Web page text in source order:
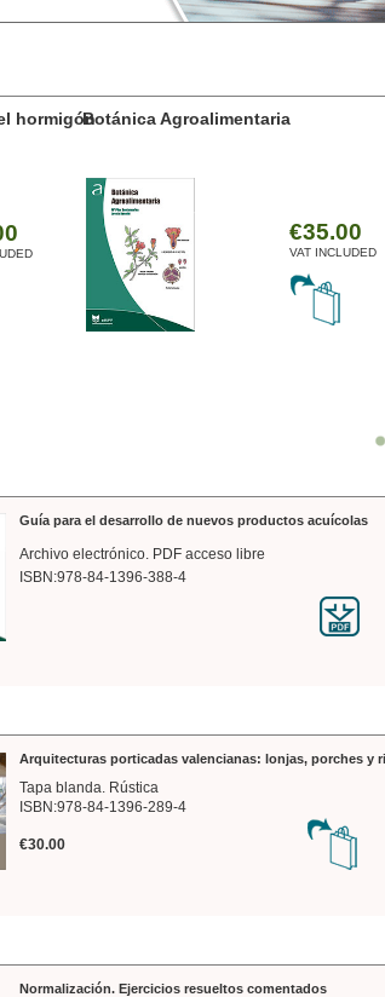
Valencia a trazos: expresión poligráfica
Guía para el desarrollo de nuevos productos acuícolas
Archivo electrónico. PDF acceso libre
ISBN:978-84-1396-388-4
Arquitecturas porticadas valencianas: lonjas, porches y
Tapa blanda. Rústica
ISBN:978-84-1396-289-4
€30.00
Normalización. Ejercicios resueltos comentados